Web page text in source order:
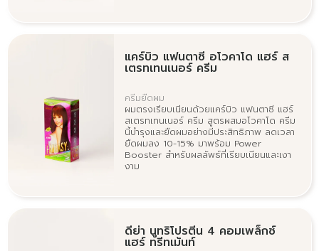
แคร์บิว แฟนตาซี อโวคาโด แฮร์ ส
เตรทเทนเนอร์ ครีม
ครีมยืดผม
ผมตรงเรียบเนียนด้วยแคร์บิว แฟนตาซี แฮร์
สเตรทเทนเนอร์ ครีม สูตรผสมอโวคาโด ครีม
นี้บำรุงและยืดผมอย่างมีประสิทธิภาพ ลดเวลา
ยืดผมลง 10-15% มาพร้อม Power
Booster สำหรับผลลัพธ์ที่เรียบเนียนและเงา
งาม
ดีย่า นูทริโปรตีน 4 คอมเพล็กซ์
แฮร์ ทรีทเม้นท์